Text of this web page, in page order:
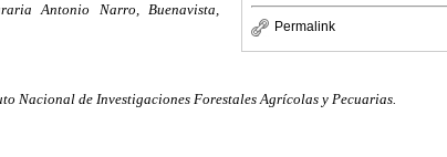
Permalink
Antonio Narro, Buenavista,
Nacional de Investigaciones Forestales Agrícolas y Pecuarias.